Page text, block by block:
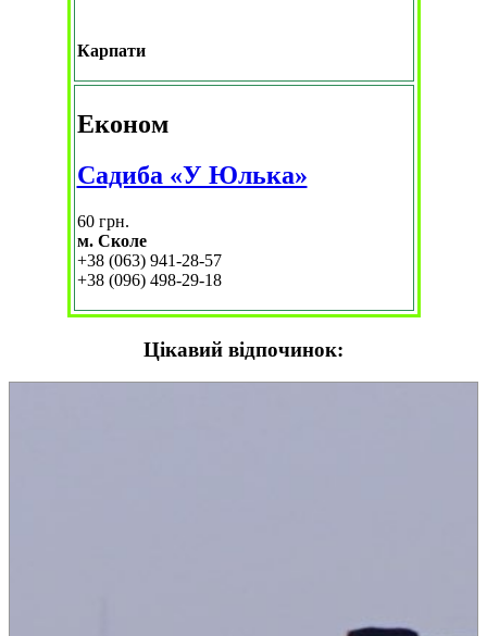
Карпати
Економ
Садиба «У Юлька»
60 грн.
м. Сколе
+38 (063) 941-28-57
+38 (096) 498-29-18
Цікавий відпочинок: